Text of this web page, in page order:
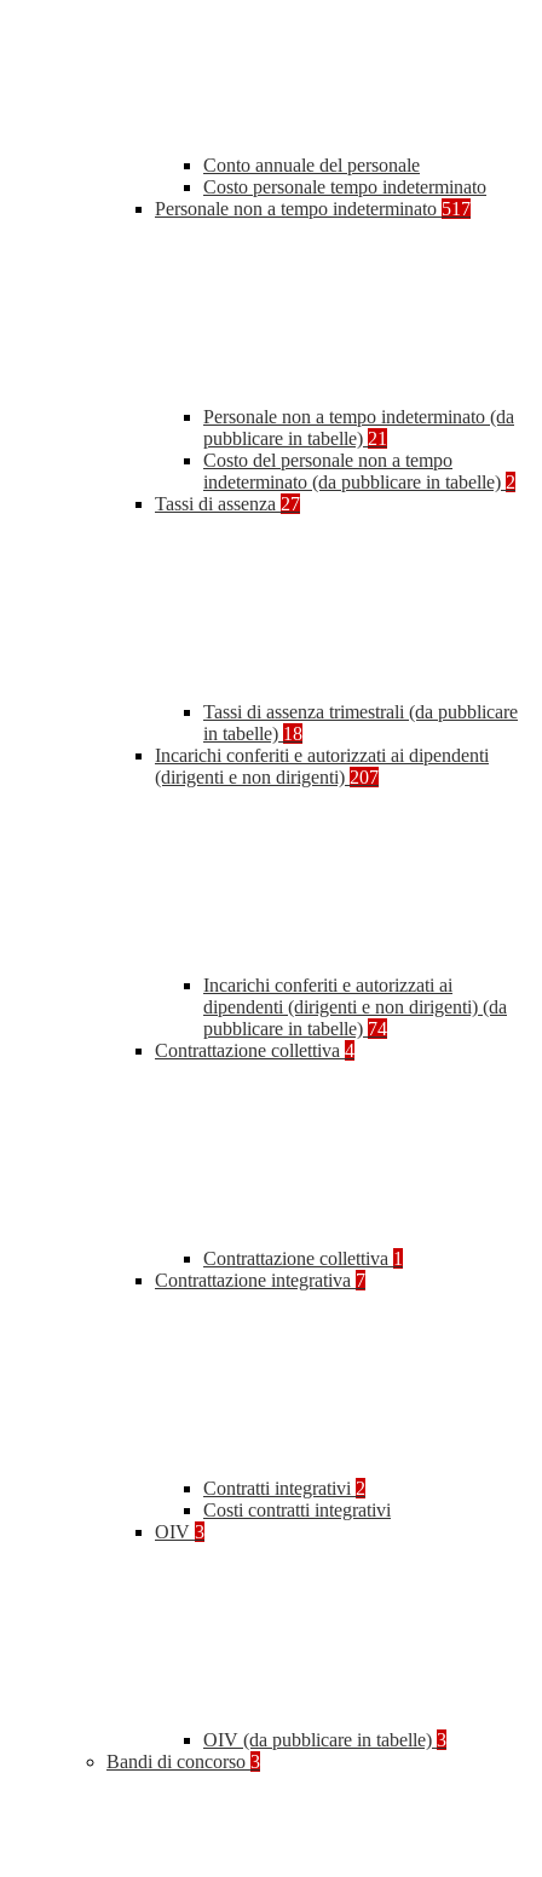
Conto annuale del personale
Costo personale tempo indeterminato
Personale non a tempo indeterminato 517
Personale non a tempo indeterminato (da
pubblicare in tabelle) 21
Costo del personale non a tempo
indeterminato (da pubblicare in tabelle) 2
Tassi di assenza 27
Tassi di assenza trimestrali (da pubblicare
in tabelle) 18
Incarichi conferiti e autorizzati ai dipendenti
(dirigenti e non dirigenti) 207
Incarichi conferiti e autorizzati ai
dipendenti (dirigenti e non dirigenti) (da
pubblicare in tabelle) 74
Contrattazione collettiva 4
Contrattazione collettiva 1
Contrattazione integrativa 7
Contratti integrativi 2
Costi contratti integrativi
OIV 3
OIV (da pubblicare in tabelle) 3
Bandi di concorso 3